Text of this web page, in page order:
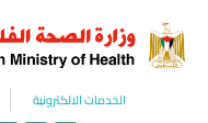
content
الخدمات الالكترونية